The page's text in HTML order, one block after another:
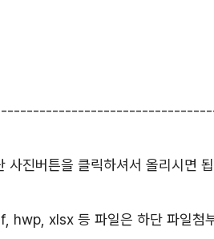
사진버튼을 클릭하셔서 올리시면
hwp, xlsx 등 파일은 하단 파일첨